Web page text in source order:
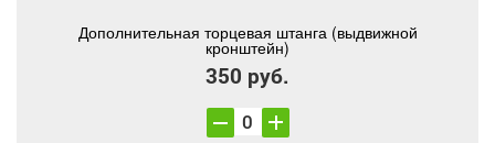
Дополнительная торцевая штанга (выдвижной
кронштейн)
350 руб.